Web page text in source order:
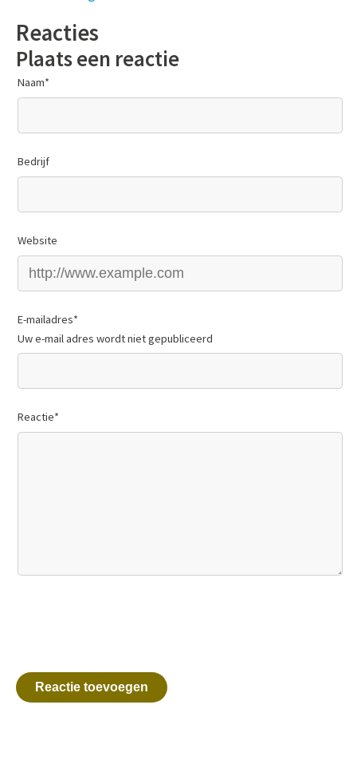
Reacties
Plaats een reactie
Naam*
Bedrijf
Website
E-mailadres*
Uw e-mail adres wordt niet gepubliceerd
Reactie*
Reactie toevoegen